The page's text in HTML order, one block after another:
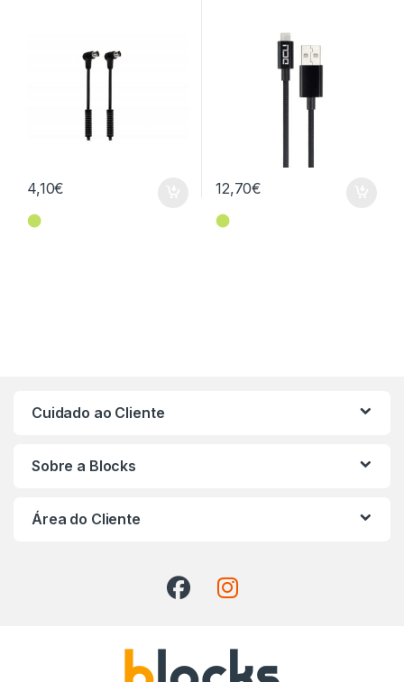
4,10€
⬤
12,70€
⬤
Cuidado ao Cliente
Sobre a Blocks
Área do Cliente